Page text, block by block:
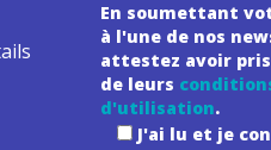
En soumettant
à l'une de nos
attestez avoir
de leurs
d'utilisation.
J'ai lu et je